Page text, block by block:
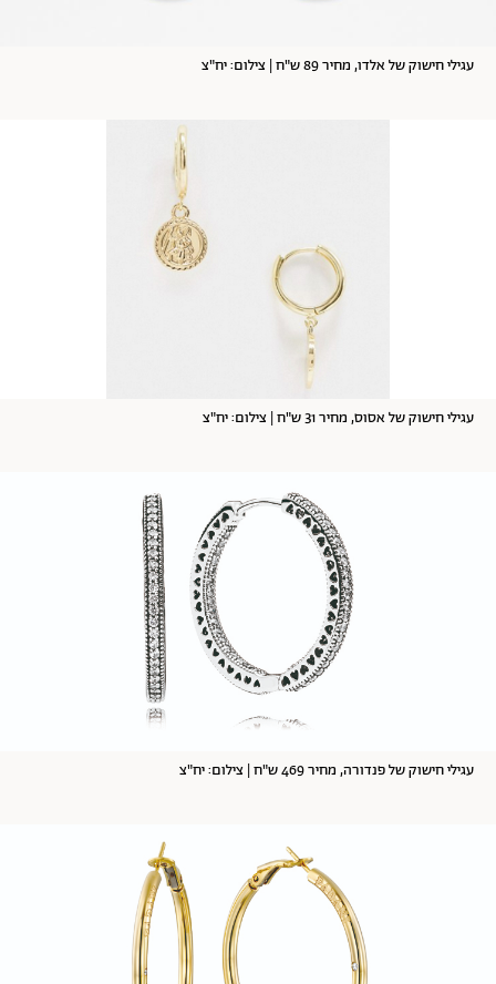
עגילי חישוק של אלדו, מחיר 89 ש"ח | צילום: יח"צ
עגילי חישוק של אסוס, מחיר 31 ש"ח | צילום: יח"צ
עגילי חישוק של פנדורה, מחיר 469 ש"ח | צילום: יח"צ